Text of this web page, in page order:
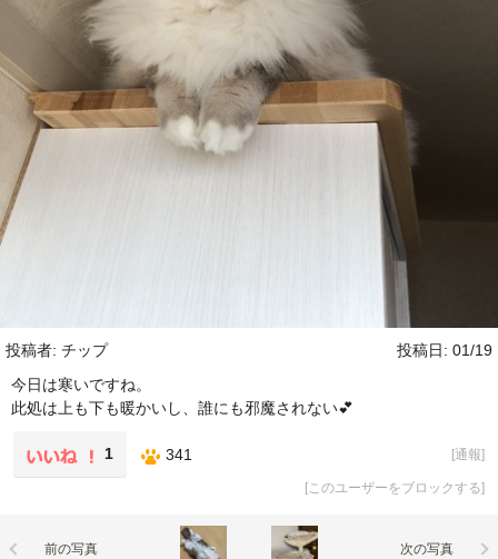
投稿者: チップ
投稿日: 01/19
今日は寒いですね。
此処は上も下も暖かいし、誰にも邪魔されない💕
1 341 [通報]
[このユーザーをブロックする]
前の写真 次の写真